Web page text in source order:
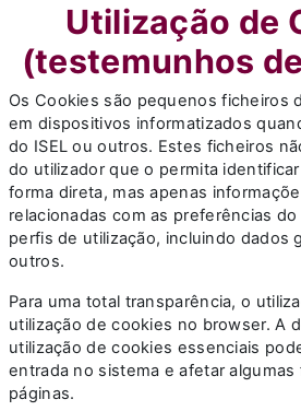
Utilização de
(testemunhos
Os Cookies são pequenos ficheiros
em dispositivos informatizados
do ISEL ou outros. Estes ficheiros
do utilizador que o permita
forma direta, mas apenas
relacionadas com as preferências
perfis de utilização, incluindo dados
outros.
Para uma total transparência, o
utilização de cookies no browser. A
utilização de cookies essenciais
entrada no sistema e afetar
páginas.